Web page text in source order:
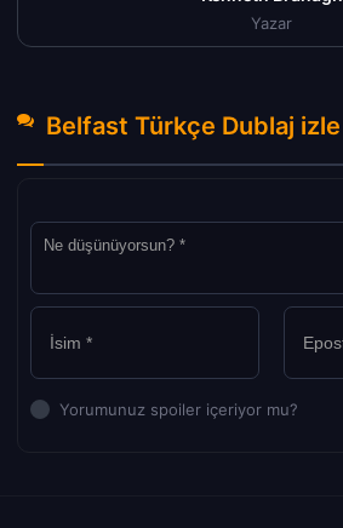
Yazar
Yorumunuz spoiler içeriyor mu?